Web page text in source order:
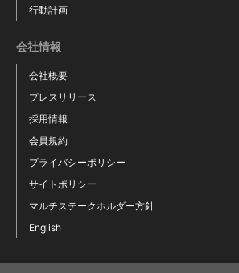
行動計画
会社情報
会社概要
プレスリリース
採用情報
会員規約
プライバシーポリシー
サイトポリシー
マルチステークホルダー方針
English